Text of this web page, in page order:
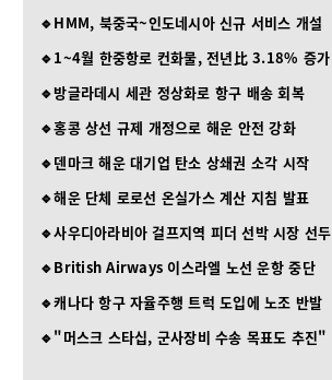
🔹HMM, 북중국~인도네시아 신규 서비스 개설
🔹1~4월 한중항로 컨화물, 전년比 3.18% 증가
🔹방글라데시 세관 정상화로 항구 배송 회복
🔹홍콩 상선 규제 개정으로 해운 안전 강화
🔹덴마크 해운 대기업 탄소 상쇄권 소각 시작
🔹해운 단체 로로선 온실가스 계산 지침 발표
🔹사우디아라비아 걸프지역 피더 선박 시장 선두
🔹British Airways 이스라엘 노선 운항 중단
🔹캐나다 항구 자율주행 트럭 도입에 노조 반발
🔹"머스크 스타십, 군사장비 수송 목표도 추진"